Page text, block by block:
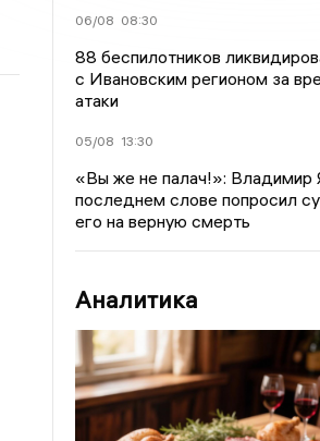
06/08 08:30
88 беспилотников
с Ивановским регионом за
атаки
05/08 13:30
«Вы же не палач!»: Владимир
последнем слове попросил
его на верную смерть
Аналитика